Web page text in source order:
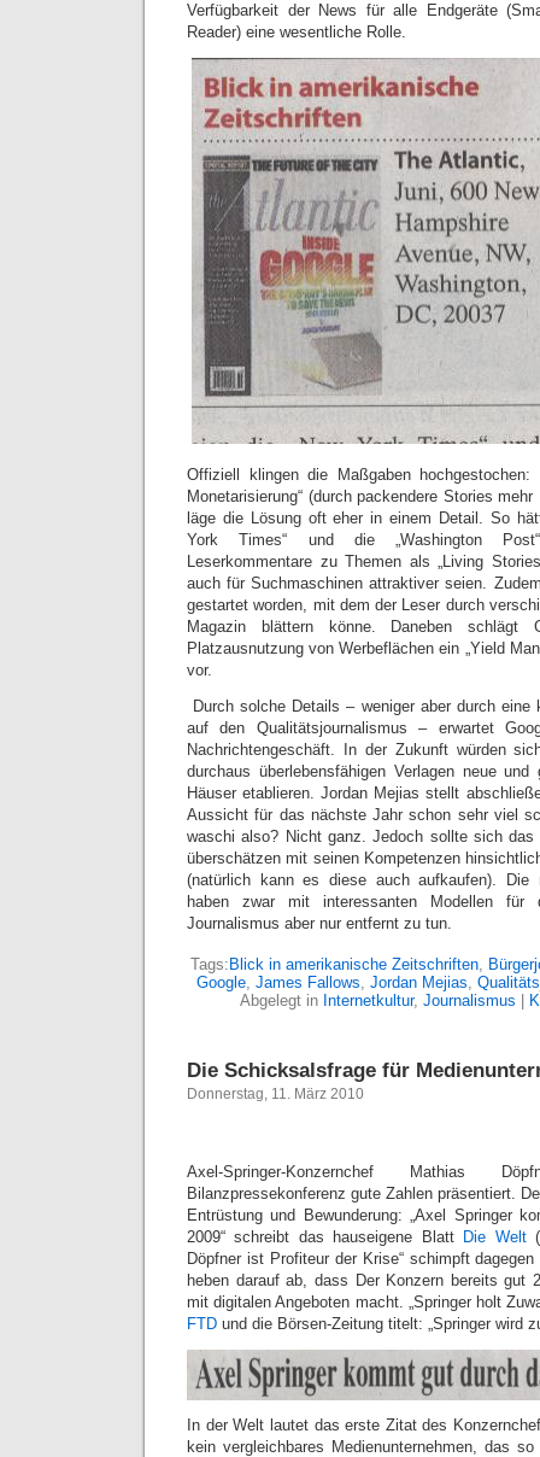
Verfügbarkeit der News für alle Endgeräte
Reader) eine wesentliche Rolle.
Offiziell klingen die Maßgaben hochgestochen:
Monetarisierung“ (durch packendere Stories
läge die Lösung oft eher in einem Detail. So
York Times“ und die „Washington
Leserkommentare zu Themen als „Living
auch für Suchmaschinen attraktiver seien.
gestartet worden, mit dem der Leser durch
Magazin blättern könne. Daneben schlägt
Platzausnutzung von Werbeflächen ein „Yield
vor.
Durch solche Details – weniger aber durch eine
auf den Qualitätsjournalismus – erwartet
Nachrichtengeschäft. In der Zukunft würden
durchaus überlebensfähigen Verlagen neue
Häuser etablieren. Jordan Mejias stellt
Aussicht für das nächste Jahr schon sehr viel
waschi also? Nicht ganz. Jedoch sollte sich das
überschätzen mit seinen Kompetenzen
(natürlich kann es diese auch aufkaufen). Die
haben zwar mit interessanten Modellen für
Journalismus aber nur entfernt zu tun.
Tags: Blick in amerikanische Zeitschriften,
Google, James Fallows, Jordan Mejias,
Abgelegt in Internetkultur, Journalismus
Die Schicksalsfrage für
Donnerstag, 11. März 2010
Axel-Springer-Konzernchef
Bilanzpressekonferenz gute Zahlen präsentiert.
Entrüstung und Bewunderung: „Axel Springer
2009“ schreibt das hauseigene Blatt Die Welt
Döpfner ist Profiteur der Krise“ schimpft
heben darauf ab, dass Der Konzern bereits gut
mit digitalen Angeboten macht. „Springer holt
FTD und die Börsen-Zeitung titelt: „Springer wird
In der Welt lautet das erste Zitat des
kein vergleichbares Medienunternehmen, das